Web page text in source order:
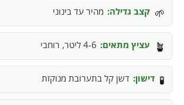
🌱 קצב גדילה: מהיר עד בינוני
🪴 עציץ מתאים: 4-6 ליטר, רוחבי
🧪 דישון: דשן קל בתערובת מנוקזת